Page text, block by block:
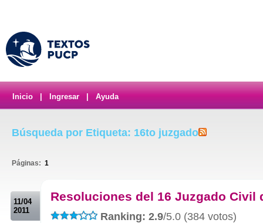
Inicio Ingresar Ayuda
Búsqueda por Etiqueta: 16to juzgado
Páginas: 1
11/04
2011
Resoluciones del 16 Juzgado Civil
Ranking: 2.9/5.0 (384 votos)